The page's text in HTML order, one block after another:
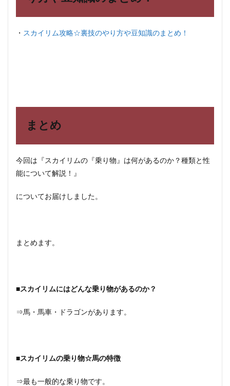
・ スカイリム攻略☆裏技のやり方や豆知識のまとめ！
まとめ
今回は『スカイリムの『乗り物』は何があるのか？種類と性
能について解説！』
についてお届けしました。
まとめます。
■スカイリムにはどんな乗り物があるのか？
⇒馬・馬車・ドラゴンがあります。
■スカイリムの乗り物☆馬の特徴
⇒最も一般的な乗り物です。